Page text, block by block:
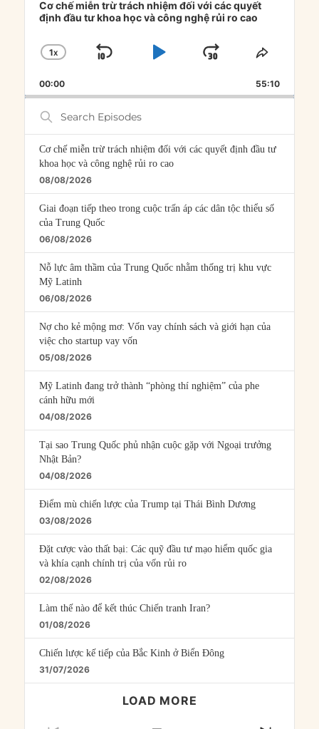
Player
Cơ chế miễn trừ trách nhiệm đối với các quyết
định đầu tư khoa học và công nghệ rủi ro cao
CHANGE
RATE
1X
SKIP
PLAYJUMP
FORWARD
SHARE
00:00 55:10
Search
Episodes
Cơ chế miễn trừ trách nhiệm đối với các quyết định đầu tư
khoa học và công nghệ rủi ro cao
08/08/2026
Giai đoạn tiếp theo trong cuộc trấn áp các dân tộc thiểu số
của Trung Quốc
06/08/2026
Nỗ lực âm thầm của Trung Quốc nhằm thống trị khu vực
Mỹ Latinh
06/08/2026
Nợ cho kẻ mộng mơ: Vốn vay chính sách và giới hạn của
việc cho startup vay vốn
05/08/2026
Mỹ Latinh đang trở thành “phòng thí nghiệm” của phe
cánh hữu mới
04/08/2026
Tại sao Trung Quốc phủ nhận cuộc gặp với Ngoại trưởng
Nhật Bản?
04/08/2026
Điểm mù chiến lược của Trump tại Thái Bình Dương
03/08/2026
Đặt cược vào thất bại: Các quỹ đầu tư mạo hiểm quốc gia
và khía cạnh chính trị của vốn rủi ro
02/08/2026
Làm thế nào để kết thúc Chiến tranh Iran?
01/08/2026
Chiến lược kế tiếp của Bắc Kinh ở Biển Đông
31/07/2026
LOAD MORE